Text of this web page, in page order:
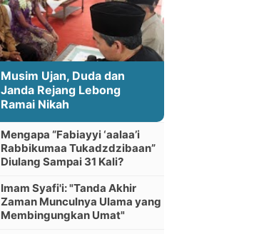
Musim Ujan, Duda dan
Janda Rejang Lebong
Ramai Nikah
Mengapa “Fabiayyi ‘aalaa’i
Rabbikumaa Tukadzdzibaan”
Diulang Sampai 31 Kali?
Imam Syafi'i: "Tanda Akhir
Zaman Munculnya Ulama yang
Membingungkan Umat"